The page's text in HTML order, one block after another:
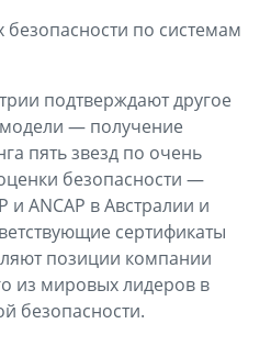
безопасности по системам
подтверждают другое
— получение
пять звезд по очень
безопасности —
и ANCAP в Австралии и
сертификаты
позиции компании
из мировых лидеров в
безопасности.